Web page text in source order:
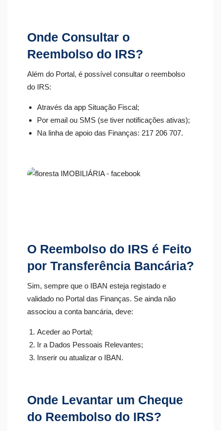
Onde Consultar o
Reembolso do IRS?
Além do Portal, é possível consultar o reembolso
do IRS:
Através da app Situação Fiscal;
Por email ou SMS (se tiver notificações ativas);
Na linha de apoio das Finanças: 217 206 707.
O Reembolso do IRS é Feito
por Transferência Bancária?
Sim, sempre que o IBAN esteja registado e
validado no Portal das Finanças. Se ainda não
associou a conta bancária, deve:
Aceder ao Portal;
Ir a Dados Pessoais Relevantes;
Inserir ou atualizar o IBAN.
Onde Levantar um Cheque
do Reembolso do IRS?